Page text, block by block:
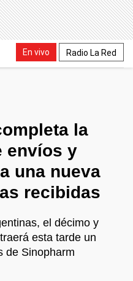
En vivo Radio La Red
la
envíos y
una nueva
recibidas
el décimo y
esta tarde un
de Sinopharm